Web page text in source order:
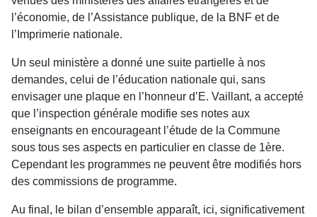
l’économie, de l’Assistance publique, de la BNF et de
l’Imprimerie nationale.
Un seul ministère a donné une suite partielle à nos
demandes, celui de l’éducation nationale qui, sans
envisager une plaque en l’honneur d’E. Vaillant, a accepté
que l’inspection générale modifie ses notes aux
enseignants en encourageant l’étude de la Commune
sous tous ses aspects en particulier en classe de 1ère.
Cependant les programmes ne peuvent être modifiés hors
des commissions de programme.
Au final, le bilan d’ensemble apparaît, ici, significativement